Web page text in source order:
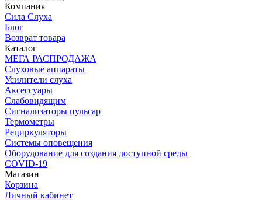
Компания
Сила Слуха
Блог
Возврат товара
Каталог
МЕГА РАСПРОДАЖА
Слуховые аппараты
Усилители слуха
Аксессуары
Слабовидящим
Сигнализаторы пульсар
Термометры
Рециркуляторы
Cистемы оповещения
Оборудование для создания доступной среды
COVID-19
Магазин
Корзина
Личный кабинет